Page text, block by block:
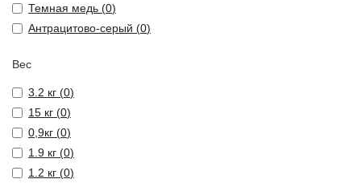
Темная медь (0)
Антрацитово-серый (0)
Вес
3.2 кг (0)
15 кг (0)
0,9кг (0)
1.9 кг (0)
1.2 кг (0)